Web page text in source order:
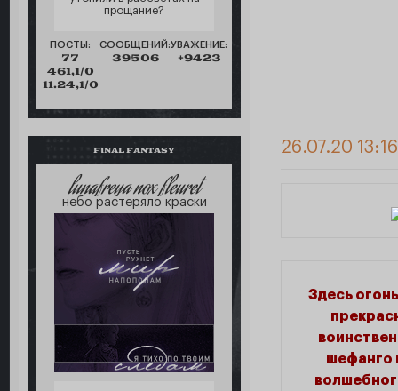
прощание?
ПОСТЫ:
77
461,1/0
11.24,1/0
СООБЩЕНИЙ:
39506
УВАЖЕНИЕ:
+9423
FINAL FANTASY
lunafreya nox fleuret
небо растеряло краски
26.07.20
Здесь
шефанго